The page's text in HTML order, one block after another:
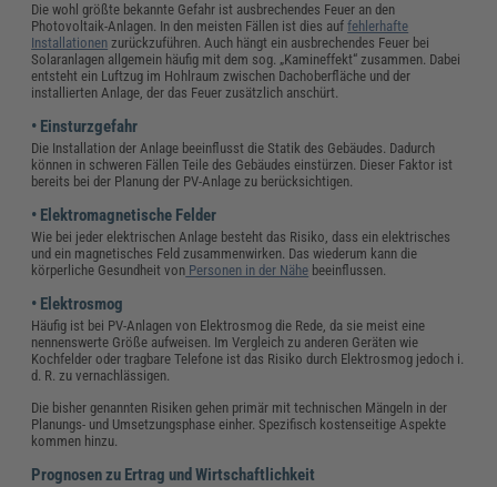
Die wohl größte bekannte Gefahr ist ausbrechendes Feuer an den
Photovoltaik-Anlagen. In den meisten Fällen ist dies auffehlerhafte
Installationen zurückzuführen. Auch hängt ein ausbrechendes Feuer bei
Solaranlagen allgemein häufig mit dem sog. „Kamineffekt“ zusammen. Dabei
entsteht ein Luftzug im Hohlraum zwischen Dachoberfläche und der
installierten Anlage, der das Feuer zusätzlich anschürt.
• Einsturzgefahr
Die Installation der Anlage beeinflusst die Statik des Gebäudes. Dadurch
können in schweren Fällen Teile des Gebäudes einstürzen. Dieser Faktor ist
bereits bei der Planung der PV-Anlage zu berücksichtigen.
• Elektromagnetische Felder
Wie bei jeder elektrischen Anlage besteht das Risiko, dass ein elektrisches
und ein magnetisches Feld zusammenwirken. Das wiederum kann die
körperliche Gesundheit von Personen in der Nähe beeinflussen.
• Elektrosmog
Häufig ist bei PV-Anlagen von Elektrosmog die Rede, da sie meist eine
nennenswerte Größe aufweisen. Im Vergleich zu anderen Geräten wie
Kochfelder oder tragbare Telefone ist das Risiko durch Elektrosmog jedoch i.
d. R. zu vernachlässigen.
Die bisher genannten Risiken gehen primär mit technischen Mängeln in der
Planungs- und Umsetzungsphase einher. Spezifisch kostenseitige Aspekte
kommen hinzu.
Prognosen zu Ertrag und Wirtschaftlichkeit